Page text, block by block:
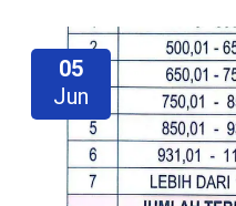
05
Jun